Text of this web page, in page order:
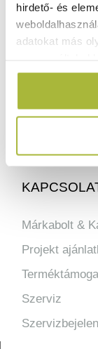
hirdető- és
adatokat más
Márkabolt &
Projekt
Szerviz